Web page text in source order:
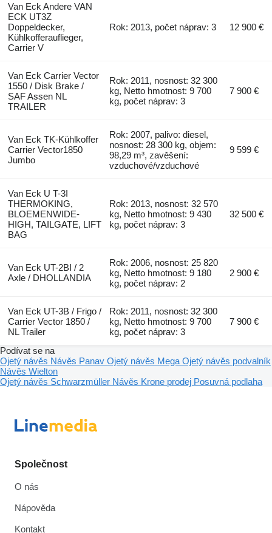
Van Eck Andere VAN
ECK UT3Z
Doppeldecker,
Kühlkofferauflieger,
Carrier V
Rok: 2013, počet náprav: 3 12 900 €
Van Eck Carrier Vector
1550 / Disk Brake /
SAF Assen NL
TRAILER
Rok: 2011, nosnost: 32 300
kg, Netto hmotnost: 9 700
kg, počet náprav: 3
7 900 €
Van Eck TK-Kühlkoffer
Carrier Vector1850
Jumbo
Rok: 2007, palivo: diesel,
nosnost: 28 300 kg, objem:
98,29 m³, zavěšení:
vzduchové/vzduchové
9 599 €
Van Eck U T-3I
THERMOKING,
BLOEMENWIDE-
HIGH, TAILGATE, LIFT
BAG
Rok: 2013, nosnost: 32 570
kg, Netto hmotnost: 9 430
kg, počet náprav: 3
32 500 €
Van Eck UT-2BI / 2
Axle / DHOLLANDIA
Rok: 2006, nosnost: 25 820
kg, Netto hmotnost: 9 180
kg, počet náprav: 2
2 900 €
Van Eck UT-3B / Frigo /
Carrier Vector 1850 /
NL Trailer
Rok: 2011, nosnost: 32 300
kg, Netto hmotnost: 9 700
kg, počet náprav: 3
7 900 €
Podívat se na
Ojetý návěs Návěs Panav Ojetý návěs Mega Ojetý návěs podvalník
Návěs Wielton
Ojetý návěs Schwarzmüller Návěs Krone prodej Posuvná podlaha
Společnost
O nás
Nápověda
Kontakt